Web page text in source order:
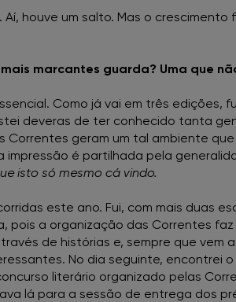
FNAC Penafiel
FNAC Setúbal
FNAC Sintra
FNAC Torres Novas
FNAC UBBO
FNAC Vasco da Gama
houve um salto. Mas o
marcantes guarda? Uma que
Como já vai em três edições,
deveras de ter conhecido tanta
Correntes geram um tal ambiente
impressão é partilhada pela
isto só mesmo cá vindo.
este ano. Fui, com mais duas
pois a organização das Correntes
de histórias e, sempre que
No dia seguinte, encontrei
literário organizado pelas
lá para a sessão de entrega dos